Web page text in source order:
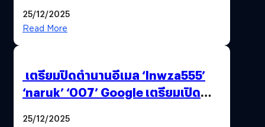
25/12/2025
Read More
เตรียมปิดตำนานอีเมล ‘lnwza555’
‘naruk’ ‘007’ Google เตรียมเปิด
25/12/2025